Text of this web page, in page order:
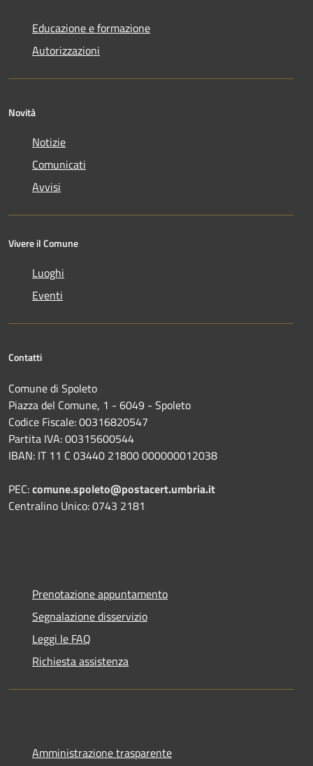
Educazione e formazione
Autorizzazioni
Novità
Notizie
Comunicati
Avvisi
Vivere il Comune
Luoghi
Eventi
Contatti
Comune di Spoleto
Piazza del Comune, 1 - 6049 - Spoleto
Codice Fiscale: 00316820547
Partita IVA: 00315600544
IBAN: IT 11 C 03440 21800 000000012038
PEC:comune.spoleto@postacert.umbria.it
Centralino Unico: 0743 2181
Prenotazione appuntamento
Segnalazione disservizio
Leggi le FAQ
Richiesta assistenza
Amministrazione trasparente